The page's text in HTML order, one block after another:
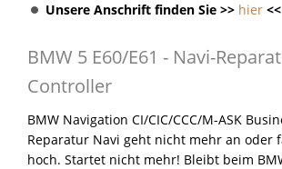
Unsere Anschrift finden Sie >> hier <<
BMW 5 E60/E61 - Navi-
Controller
BMW Navigation CI/CIC/CCC/M-ASK
Reparatur Navi geht nicht mehr an oder
hoch. Startet nicht mehr! Bleibt beim